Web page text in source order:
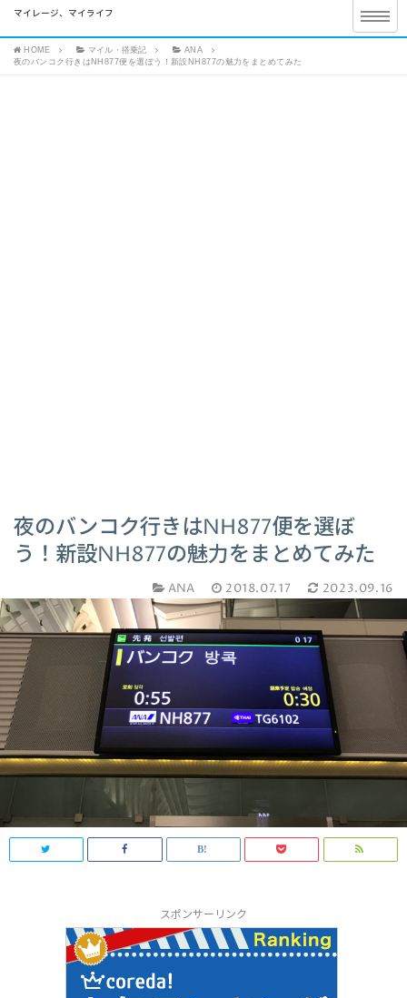
マイレージ、マイライフ
HOME マイル・搭乗記
ANA
夜のバンコク行きはNH877便を選ぼう！新設NH877の魅力をまとめてみた
夜のバンコク行きはNH877便を選ぼ
う！新設NH877の魅力をまとめてみた
ANA 2018.07.17 2023.09.16
スポンサーリンク